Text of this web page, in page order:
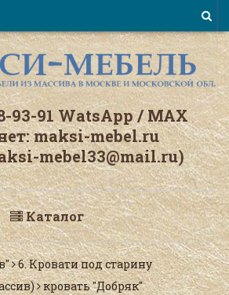
93-91 WatsАpp / МАХ
maksi-mebel.ru
mebel33@mail.ru)
Каталог
6. Кровати под старину
кровать "Добряк"